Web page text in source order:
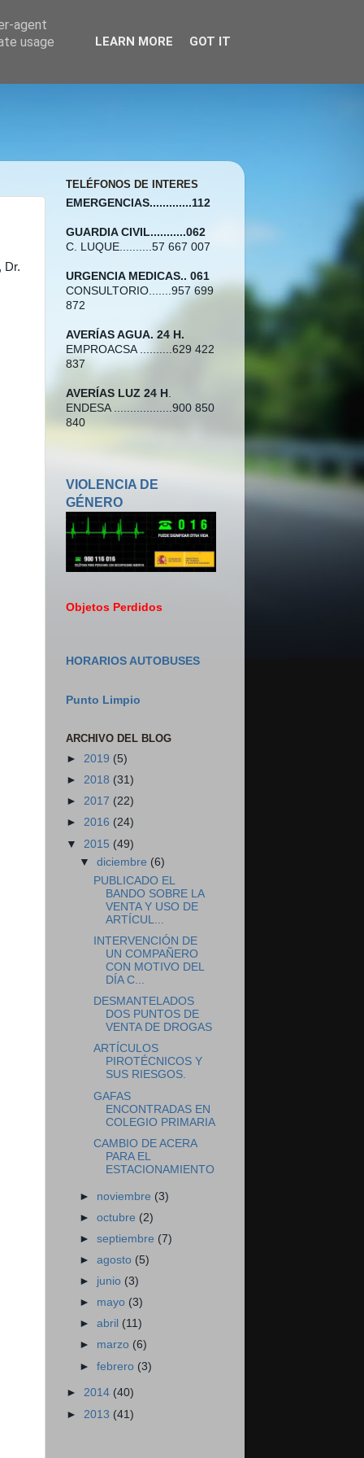
Dr.
TELÉFONOS DE INTERES
EMERGENCIAS.............112
GUARDIA CIVIL...........062
C. LUQUE..........57 667 007
URGENCIA MEDICAS.. 061
CONSULTORIO.......957 699
872
AVERÍAS AGUA. 24 H.
EMPROACSA ..........629 422
837
AVERÍAS LUZ 24 H
ENDESA ..................900 850
840
VIOLENCIA DE
GÉNERO
Objetos Perdidos
HORARIOS AUTOBUSES
Punto Limpio
ARCHIVO DEL BLOG
► 2019 (5)
► 2018 (31)
► 2017 (22)
► 2016 (24)
▼ 2015 (49)
▼diciembre (6)
PUBLICADO EL
BANDO SOBRE LA
VENTA Y USO DE
ARTÍCUL...
INTERVENCIÓN DE
UN COMPAÑERO
CON MOTIVO DEL
DÍA C...
DESMANTELADOS
DOS PUNTOS DE
VENTA DE DROGAS
ARTÍCULOS
PIROTÉCNICOS Y
SUS RIESGOS.
GAFAS
ENCONTRADAS EN
COLEGIO PRIMARIA
CAMBIO DE ACERA
PARA EL
ESTACIONAMIENTO
► noviembre (3)
►octubre (2)
►septiembre (7)
►agosto (5)
► junio (3)
► mayo (3)
►abril (11)
► marzo (6)
►febrero (3)
► 2014 (40)
► 2013 (41)
agent
usage
LEARN MORE GOT IT